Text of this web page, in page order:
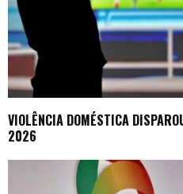
VIOLÊNCIA DOMÉSTICA
2026